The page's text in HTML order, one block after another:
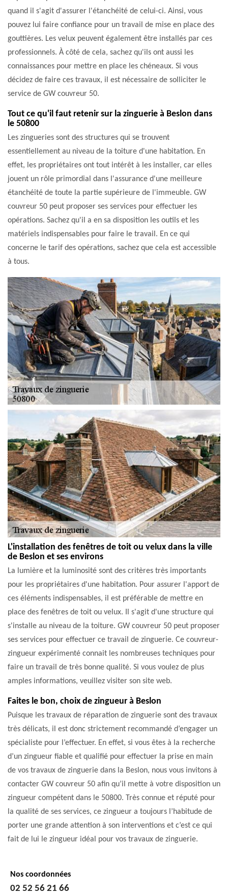
quand il s'agit d'assurer l'étanchéité de celui-ci. Ainsi, vous
pouvez lui faire confiance pour un travail de mise en place des
gouttières. Les velux peuvent également être installés par ces
professionnels. À côté de cela, sachez qu'ils ont aussi les
connaissances pour mettre en place les chéneaux. Si vous
décidez de faire ces travaux, il est nécessaire de solliciter le
service de GW couvreur 50.
Tout ce qu'il faut retenir sur la zinguerie à Beslon dans
le 50800
Les zingueries sont des structures qui se trouvent
essentiellement au niveau de la toiture d'une habitation. En
effet, les propriétaires ont tout intérêt à les installer, car elles
jouent un rôle primordial dans l'assurance d'une meilleure
étanchéité de toute la partie supérieure de l'immeuble. GW
couvreur 50 peut proposer ses services pour effectuer les
opérations. Sachez qu'il a en sa disposition les outils et les
matériels indispensables pour faire le travail. En ce qui
concerne le tarif des opérations, sachez que cela est accessible
à tous.
L'installation des fenêtres de toit ou velux dans la ville
de Beslon et ses environs
La lumière et la luminosité sont des critères très importants
pour les propriétaires d'une habitation. Pour assurer l'apport de
ces éléments indispensables, il est préférable de mettre en
place des fenêtres de toit ou velux. Il s'agit d'une structure qui
s'installe au niveau de la toiture. GW couvreur 50 peut proposer
ses services pour effectuer ce travail de zinguerie. Ce couvreur-
zingueur expérimenté connait les nombreuses techniques pour
faire un travail de très bonne qualité. Si vous voulez de plus
amples informations, veuillez visiter son site web.
Faites le bon, choix de zingueur à Beslon
Puisque les travaux de réparation de zinguerie sont des travaux
très délicats, il est donc strictement recommandé d’engager un
spécialiste pour l’effectuer. En effet, si vous êtes à la recherche
d’un zingueur fiable et qualifié pour effectuer la prise en main
de vos travaux de zinguerie dans la Beslon, nous vous invitons à
contacter GW couvreur 50 afin qu’il mette à votre disposition un
zingueur compétent dans le 50800. Très connue et réputé pour
la qualité de ses services, ce zingueur a toujours l’habitude de
porter une grande attention à son interventions et c’est ce qui
fait de lui le zingueur idéal pour vos travaux de zinguerie.
Nos coordonnées
02 52 56 21 66